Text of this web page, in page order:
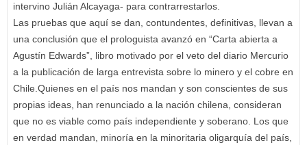
intervino Julián Alcayaga- para contrarrestarlos.
Las pruebas que aquí se dan, contundentes, definitivas, llevan a
una conclusión que el prologuista avanzó en “Carta abierta a
Agustín Edwards”, libro motivado por el veto del diario Mercurio
a la publicación de larga entrevista sobre lo minero y el cobre en
Chile.Quienes en el país nos mandan y son conscientes de sus
propias ideas, han renunciado a la nación chilena, consideran
que no es viable como país independiente y soberano. Los que
en verdad mandan, minoría en la minoritaria oligarquía del país,